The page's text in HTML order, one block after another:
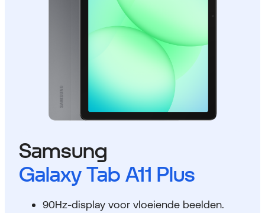
Samsung
Galaxy Tab A11 Plus
90Hz-display voor vloeiende beelden.